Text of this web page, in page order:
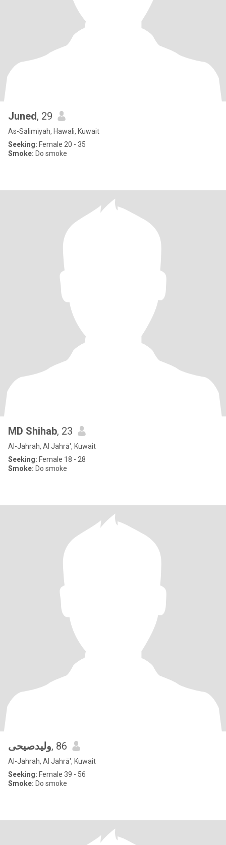
Juned, 29
As-Sālimīyah, Hawali, Kuwait
Seeking: Female 20 - 35
Smoke: Do smoke
MD Shihab, 23
Al-Jahrah, Al Jahrā', Kuwait
Seeking: Female 18 - 28
Smoke: Do smoke
وليدصيحى, 86
Al-Jahrah, Al Jahrā', Kuwait
Seeking: Female 39 - 56
Smoke: Do smoke